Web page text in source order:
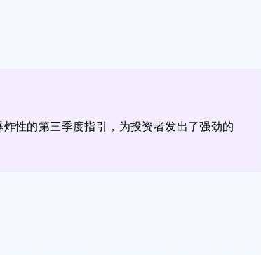
性的第三季度指引，为投资者发出了强劲的